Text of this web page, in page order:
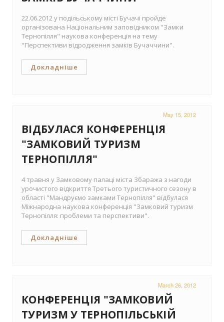
22.06.2012 у подільському місті Бучачі пройде
організована Національним заповідником "Замки
Тернопілля" наукова конференція на тему
"Перспективи відродження замків Бучаччини".
Докладніше
May 15, 2012
ВІДБУЛАСЯ КОНФЕРЕНЦІЯ
"ЗАМКОВИЙ ТУРИЗМ
ТЕРНОПІЛЛЯ"
4 травня у Замковому палаці міста Збаража з нагоди
урочистого відкриття Третього туристичного сезону в
області "Мандруємо замками Тернопілля" відбулася
Міжнародна наукова конференція "Замковий туризм
Тернопілля: проблеми та перспективи".
Докладніше
March 26, 2012
КОНФЕРЕНЦІЯ "ЗАМКОВИЙ
ТУРИЗМ У ТЕРНОПІЛЬСЬКІЙ